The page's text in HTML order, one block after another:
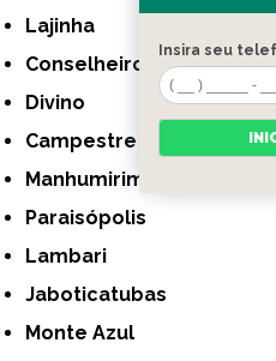
Lajinha
Conselheiro Pena
Divino
Campestre
Manhumirim
Paraisópolis
Lambari
Jaboticatubas
Monte Azul
Insira seu